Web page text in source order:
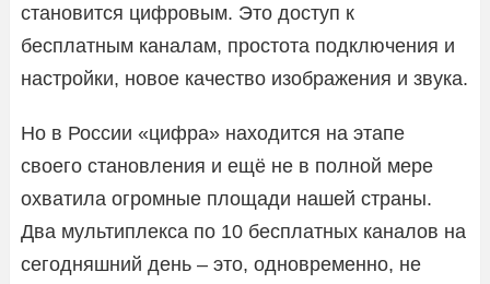
становится цифровым. Это доступ к
бесплатным каналам, простота подключения и
настройки, новое качество изображения и звука.
Но в России «цифра» находится на этапе
своего становления и ещё не в полной мере
охватила огромные площади нашей страны.
Два мультиплекса по 10 бесплатных каналов на
сегодняшний день – это, одновременно, не